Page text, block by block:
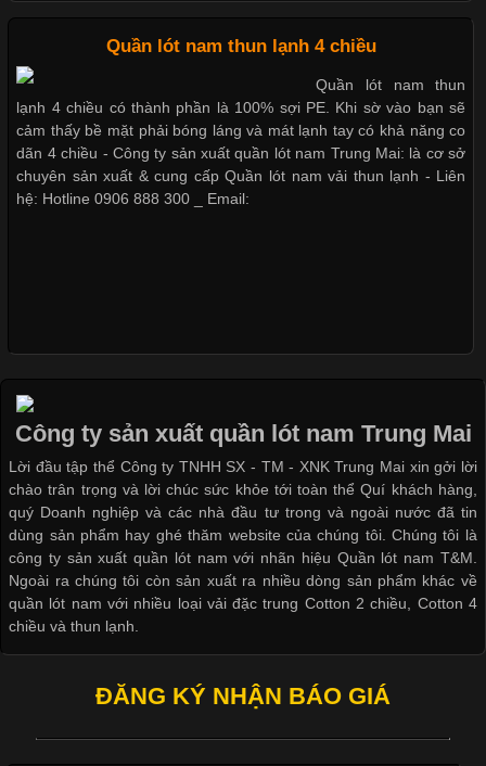
Cập nhật 2026-05-20 14:58:56
Vải thun là một trong những chất liệu được sử dụng rộng rãi
nhất trong ngành thời trang nhờ đặc tính co giãn, mềm mại và
thoải mái khi mặc. Từ áo thun, đồ thể thao cho đến đồ lót nam,
vải thun luôn đóng vai trò quan trọng trong quá trình sản xuất.
Hiện nay, nhu cầu tìm kiếm quần lót nam giá
Các Form Áo Thun Phổ Biến Hiện Nay Và Xu Hướng Trong
Ngành May Mặc Áo thun là một trong những trang phục quen
thuộc và được sử dụng phổ biến nhất hiện nay. Không chỉ đa
dạng về màu sắc hay chất liệu, áo thun còn có nhiều form dáng
khác nhau để phù hợp với từng phong cách thời trang và nhu
cầu
Khám Phá Áo Phông Trang Phục Phổ Biến Nhất Hiện Nay
Áo phông là một trong những trang phục phổ biến nhất trong
Không chỉ xuất hiện trong thời trang thường ngày, áo phông còn
Dễ chịu hơn với quần lót nam giá rẻ vải Cotton 4 chiều
Quần lót nam thun lạnh 4 chiều
Quần lót nam thun
lạnh 4 chiều có thành phần là 100% sợi PE. Khi sờ vào bạn sẽ
cảm thấy bề mặt phải bóng láng và mát lạnh tay có khả năng co
dãn 4 chiều - Công ty sản xuất quần lót nam Trung Mai: là cơ sở
chuyên sản xuất & cung cấp Quần lót nam vải thun lạnh - Liên
hệ: Hotline 0906 888 300 _ Email:
Công ty sản xuất quần lót nam Trung Mai
Lời đầu tập thể Công ty TNHH SX - TM - XNK Trung Mai xin gởi lời
chào trân trọng và lời chúc sức khỏe tới toàn thể Quí khách hàng,
quý Doanh nghiệp và các nhà đầu tư trong và ngoài nước đã tin
dùng sản phẩm hay ghé thăm website của chúng tôi. Chúng tôi là
công ty sản xuất quần lót nam với nhãn hiệu Quần lót nam T&M.
Ngoài ra chúng tôi còn sản xuất ra nhiều dòng sản phẩm khác về
quần lót nam với nhiều loại vải đặc trung Cotton 2 chiều, Cotton 4
chiều và thun lạnh.
ĐĂNG KÝ NHẬN BÁO GIÁ